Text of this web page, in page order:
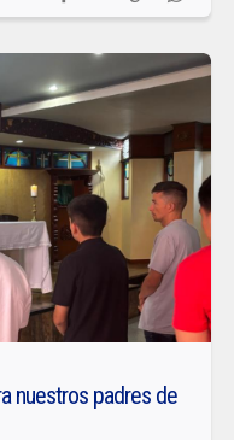
nuestros padres de